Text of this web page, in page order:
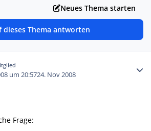
Neues Thema starten
dieses Thema antworten
um 20:5724. Nov 2008
Frage: